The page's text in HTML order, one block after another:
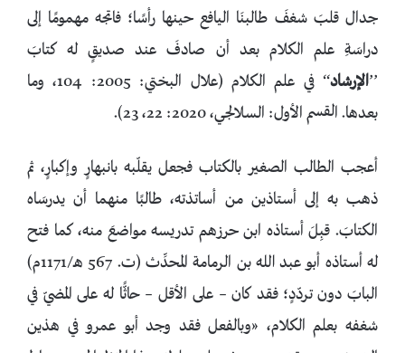
جدال قلبَ شغفَ طالبنَا اليافع حينها رأسًا؛ فاتجه مهمومًا إلى
دراسَةِ علم الكلام بعد أن صادفَ عند صديقٍ له كتابَ
’’الإرشاد
‘‘ في علم الكلام (علال البختي: 2005: 104، وما
بعدها. القسم الأول: السلالجي، 2020: 22، 23).
أعجب الطالب الصغير بالكتاب فجعل يقلّبه بانبهارٍ وإكبارٍ، ثم
ذهب به إلى أستاذين من أساتذته، طالبًا منهما أن يدرسَاه
الكتابَ. قبِلَ أستاذه ابن حرزهم تدريسه مواضعَ منه، كما فتح
له أستاذه أبو عبد الله بن الرمامة المحدِّث (ت. 567 هـ/1171م)
البابَ دون تردّدٍ؛ فقد كان – على الأقل – حاثًّا له على المضيّ في
شغفه بعلم الكلام، «وبالفعل فقد وجد أبو عمرو في هذين